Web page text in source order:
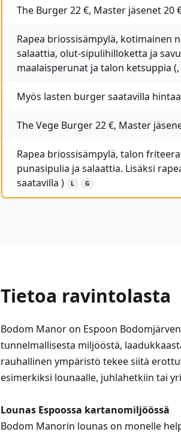
The Burger 22 €, Master jäsenet 20
Rapea briossisämpylä, kotimainen
salaattia, olut-sipulihilloketta ja
maalaisperunat ja talon ketsuppia
Myös lasten burger saatavilla
The Vege Burger 22 €, Master
Rapea briossisämpylä, talon
punasipulia ja salaattia. Lisäksi
saatavilla )
L G
Tietoa ravintolasta
Bodom Manor on Espoon
tunnelmallisesta miljööstä,
rauhallinen ympäristö tekee siitä
esimerkiksi lounaalle, juhlahetkiin tai
Lounas Espoossa kartanomiljöössä
Bodom Manorin lounas on monelle